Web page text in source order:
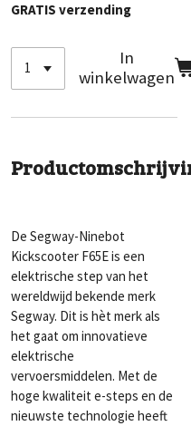
GRATIS verzending
In
winkelwagen
De Segway-Ninebot
Kickscooter F65E is een
elektrische step van het
wereldwijd bekende merk
Segway. Dit is hèt merk als
het gaat om innovatieve
elektrische
vervoersmiddelen. Met de
hoge kwaliteit e-steps en de
nieuwste technologie heeft